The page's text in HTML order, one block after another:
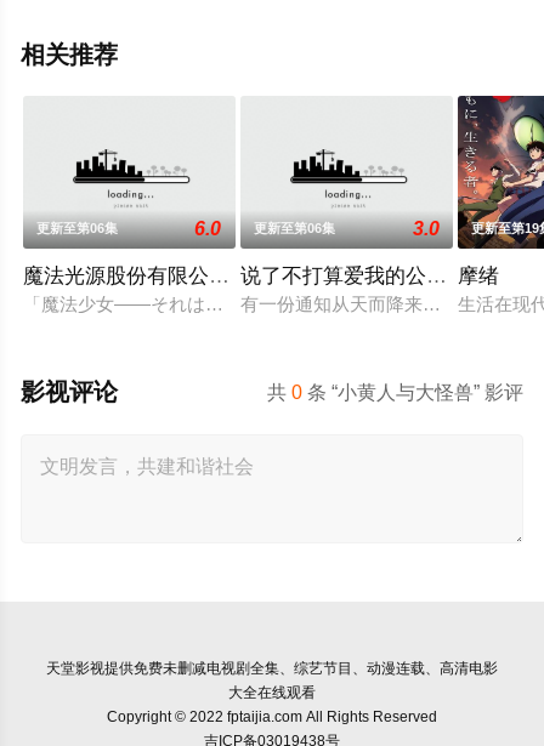
相关推荐
更新至第06集 6.0
魔法光源股份有限公司第二季
「魔法少女――それは強くて、格好良くて、しなやかで。誰も
更新至第06集 3.0
说了不打算爱我的公爵继承人，
有一份通知从天而降来到没落贵族的
更新至第19
摩绪
生活在现
共0 条 “小黄人与大怪兽” 影评
影视评论
天堂影视提供免费未删减电视剧全集、综艺节目、动漫连载、高清电影
大全在线观看
Copyright © 2022 fptaijia.com All Rights Reserved
吉ICP备03019438号